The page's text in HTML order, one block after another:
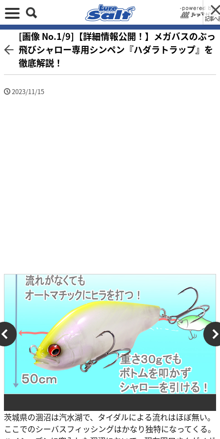
記事へ
[画像 No.1/9]【詳細情報公開！】メガバスのぶっ
飛びシャロー専用シンペン『ハダラトラップ』を
徹底解説！
2023/11/15
茨城県の涸沼は汽水湖で、タイダルによる流れはほぼ無い。
ここでのシーバスフィッシングはかなり独特になってくる。